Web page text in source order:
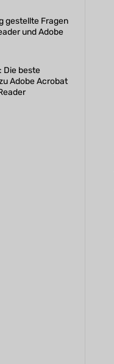
gestellte Fragen
und Adobe
Die beste
Adobe Acrobat